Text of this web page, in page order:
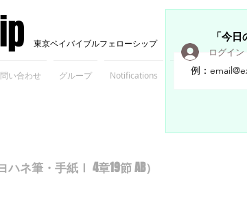
東京ベイバイブルフェローシップ
い合わせ グループ Notifications Members
「今
ログイン
ネ筆・手紙Ⅰ 4章19節 AB）